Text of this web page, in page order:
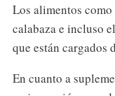
Los alimentos como
calabaza e incluso
que están cargados
En cuanto a